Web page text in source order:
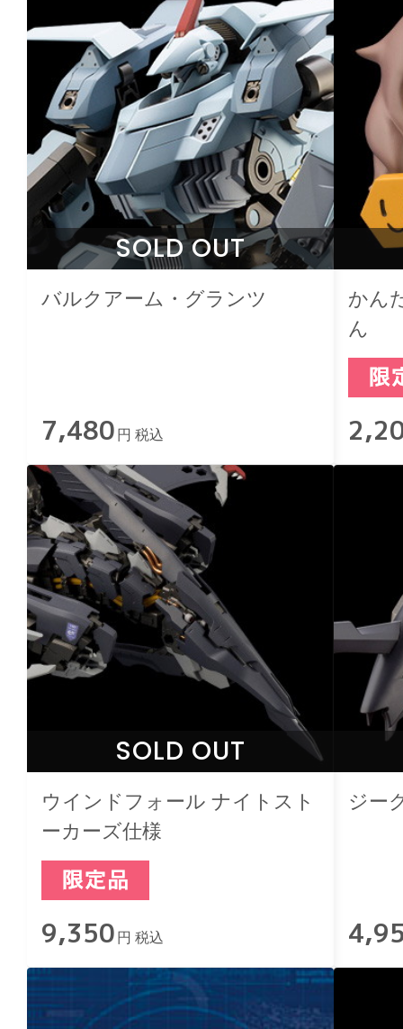
SOLD OUT
バルクアーム・グランツ
7,480 円 税込
かん
ん
SOLD OUT
ウインドフォール ナイトスト
ーカーズ仕様
9,350 円 税込
ジー